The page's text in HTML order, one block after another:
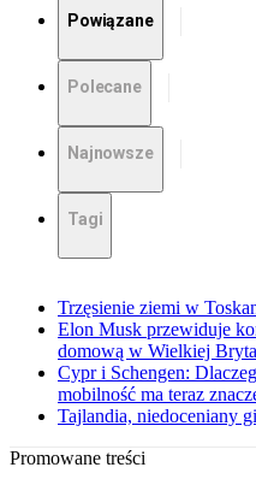
Powiązane
Polecane
Najnowsze
Tagi
Trzęsienie ziemi w
Elon Musk przewiduje
domową w Wielkiej
Cypr i Schengen:
mobilność ma teraz
Tajlandia, niedoceniany
Promowane treści